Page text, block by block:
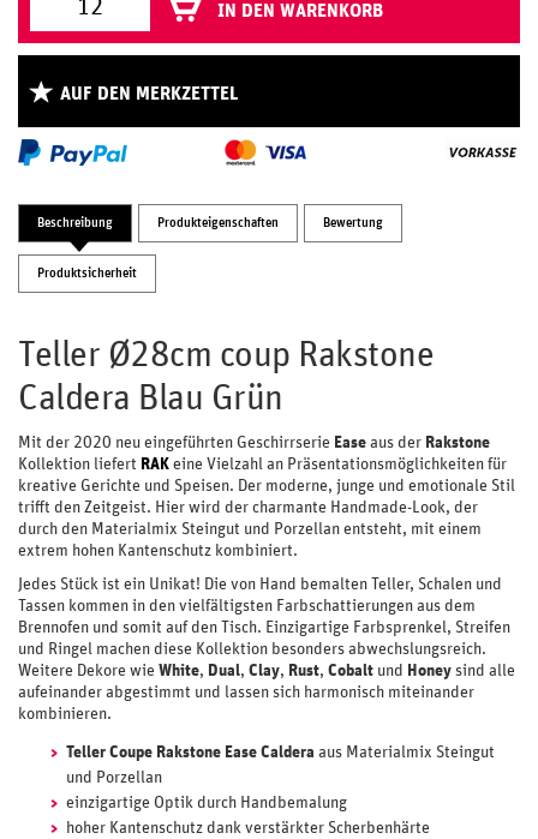
IN DEN WARENKORB
AUF DEN MERKZETTEL
Beschreibung Produkteigenschaften Bewertung
Produktsicherheit
Teller Ø28cm coup Rakstone
Caldera Blau Grün
Mit der 2020 neu eingeführten Geschirrserie Ease aus der Rakstone
Kollektion liefert RAK eine Vielzahl an Präsentationsmöglichkeiten für
kreative Gerichte und Speisen. Der moderne, junge und emotionale Stil
trifft den Zeitgeist. Hier wird der charmante Handmade-Look, der
durch den Materialmix Steingut und Porzellan entsteht, mit einem
extrem hohen Kantenschutz kombiniert.
Jedes Stück ist ein Unikat! Die von Hand bemalten Teller, Schalen und
Tassen kommen in den vielfältigsten Farbschattierungen aus dem
Brennofen und somit auf den Tisch. Einzigartige Farbsprenkel, Streifen
und Ringel machen diese Kollektion besonders abwechslungsreich.
Weitere Dekore wie White, Dual, Clay, Rust, Cobalt und Honey sind alle
aufeinander abgestimmt und lassen sich harmonisch miteinander
kombinieren.
Teller Coupe Rakstone Ease Caldera aus Materialmix Steingut
und Porzellan
einzigartige Optik durch Handbemalung
hoher Kantenschutz dank verstärkter Scherbenhärte